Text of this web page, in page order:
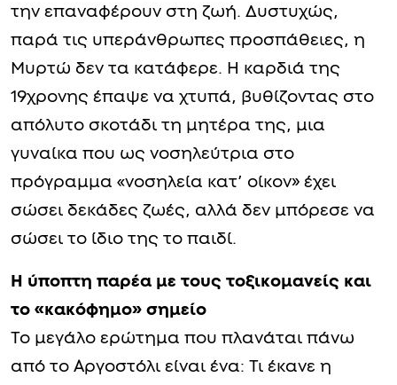
την επαναφέρουν στη ζωή. Δυστυχώς,
παρά τις υπεράνθρωπες προσπάθειες, η
Μυρτώ δεν τα κατάφερε. Η καρδιά της
19χρονης έπαψε να χτυπά, βυθίζοντας στο
απόλυτο σκοτάδι τη μητέρα της, μια
γυναίκα που ως νοσηλεύτρια στο
πρόγραμμα «νοσηλεία κατ’ οίκον» έχει
σώσει δεκάδες ζωές, αλλά δεν μπόρεσε να
σώσει το ίδιο της το παιδί.
Η ύποπτη παρέα με τους τοξικομανείς και
το «κακόφημο» σημείο
Το μεγάλο ερώτημα που πλανάται πάνω
από το Αργοστόλι είναι ένα: Τι έκανε η